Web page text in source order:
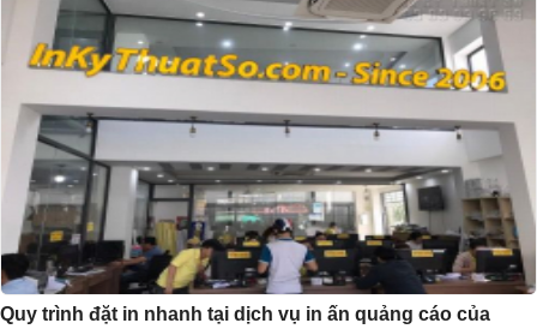
Quy trình đặt in nhanh tại dịch vụ in ấn quảng cáo của